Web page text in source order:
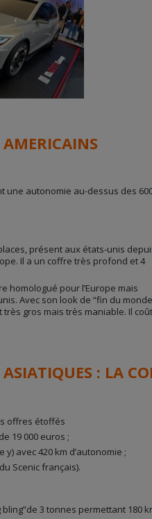
AMERICAINS
une autonomie au-dessus des
présent aux états-unis
Il a un coffre très profond et 4
homologué pour l’Europe mais
Avec son look de “fin du
gros mais très maniable. Il
: LA
offres étoffés
19 000 euros ;
avec 420 km d’autonomie ;
Scenic français).
bling”de 3 tonnes permettant 180